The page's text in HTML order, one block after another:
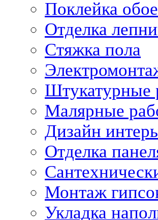
Поклейка
Отделка
Стяжка пола
Штукатурные
Малярные
Дизайн
Отделка
Монтаж
Укладка